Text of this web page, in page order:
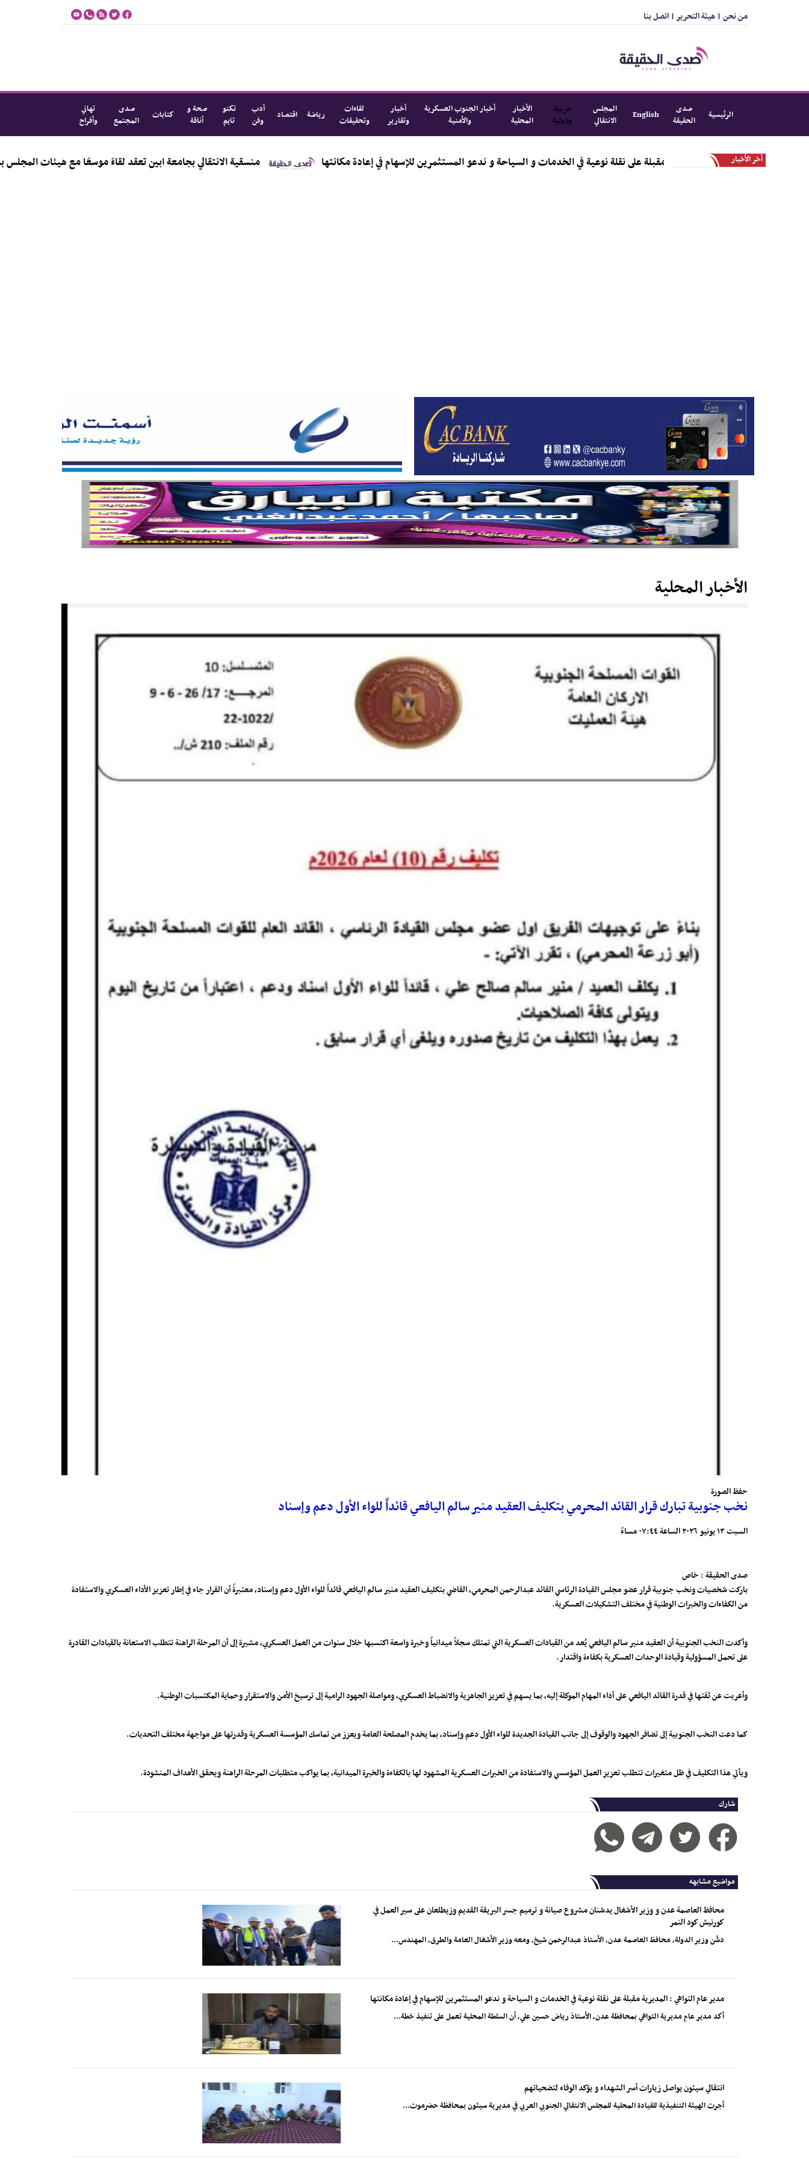
من نحن | هيئة التحرير | اتصل بنا
الرئيسية
صدى
الحقيقة
English
المجلس
الانتقالي
عربية
ودولية
الأخبار
المحلية
أخبار الجنوب العسكرية
والأمنية
أخبار
وتقارير
لقاءات
وتحقيقات
رياضة اقتصاد
أدب
وفن
تكنو
تايم
صحة و
أناقة
كتابات
صدى
المجتمع
تهاني
وأفراح
أخر الأخبار مدير عام التواهي : المديرية مقبلة على نقلة نوعية في الخدمات و السياحة و ندعو المستثمرين للإسهام في إعادة مكانتها منسقية الانتقالي بجامعة ابين تعقد لقاءً
الأخبار المحلية
حفظ الصورة
نخب جنوبية تبارك قرار القائد المحرمي بتكليف العقيد منير سالم اليافعي قائداً للواء الأول دعم وإسناد
السبت ١٣ يونيو ٢٠٢٦ الساعة ٠٧:٤٤ مساءً
صدى الحقيقة : خاص
باركت شخصيات ونخب جنوبية قرار عضو مجلس القيادة الرئاسي القائد عبدالرحمن المحرمي، القاضي بتكليف العقيد منير سالم اليافعي قائداً للواء الأول دعم وإسناد، معتبرةً أن القرار جاء في إطار تعزيز الأداء العسكري والاستفادة
من الكفاءات والخبرات الوطنية في مختلف التشكيلات العسكرية.
وأكدت النخب الجنوبية أن العقيد منير سالم اليافعي يُعد من القيادات العسكرية التي تمتلك سجلاً ميدانياً وخبرة واسعة اكتسبها خلال سنوات من العمل العسكري، مشيرة إلى أن المرحلة الراهنة تتطلب الاستعانة بالقيادات القادرة
على تحمل المسؤولية وقيادة الوحدات العسكرية بكفاءة واقتدار.
وأعربت عن ثقتها في قدرة القائد اليافعي على أداء المهام الموكلة إليه، بما يسهم في تعزيز الجاهزية والانضباط العسكري، ومواصلة الجهود الرامية إلى ترسيخ الأمن والاستقرار وحماية المكتسبات الوطنية.
كما دعت النخب الجنوبية إلى تضافر الجهود والوقوف إلى جانب القيادة الجديدة للواء الأول دعم وإسناد، بما يخدم المصلحة العامة ويعزز من تماسك المؤسسة العسكرية وقدرتها على مواجهة مختلف التحديات.
ويأتي هذا التكليف في ظل متغيرات تتطلب تعزيز العمل المؤسسي والاستفادة من الخبرات العسكرية المشهود لها بالكفاءة والخبرة الميدانية، بما يواكب متطلبات المرحلة الراهنة ويحقق الأهداف المنشودة.
شارك
مواضيع مشابهه
محافظ العاصمة عدن و وزير الأشغال يدشنان مشروع صيانة و ترميم جسر البريقة القديم وزيطلعان على سير العمل في
كورنيش كود النمر
دشّن وزير الدولة، محافظ العاصمة عدن، الأستاذ عبدالرحمن شيخ، ومعه وزير الأشغال العامة والطرق، المهندس...
مدير عام التواهي : المديرية مقبلة على نقلة نوعية في الخدمات و السياحة و ندعو المستثمرين للإسهام في إعادة مكانتها
أكد مدير عام مديرية التواهي بمحافظة عدن، الأستاذ رياض حسين علي، أن السلطة المحلية تعمل على تنفيذ خطة...
انتقالي سيئون يواصل زيارات أسر الشهداء و يؤكد الوفاء لتضحياتهم
أجرت الهيئة التنفيذية للقيادة المحلية للمجلس الانتقالي الجنوبي العربي في مديرية سيئون بمحافظة حضرموت...